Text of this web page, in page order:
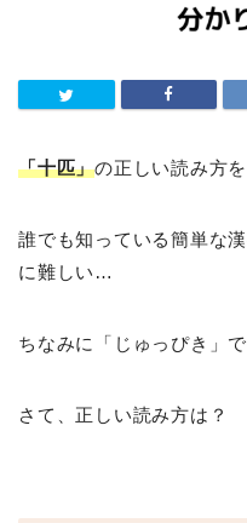
「十匹」の正しい読み方
誰でも知っている簡単な
に難しい…
ちなみに「じゅっぴき」
さて、正しい読み方は？